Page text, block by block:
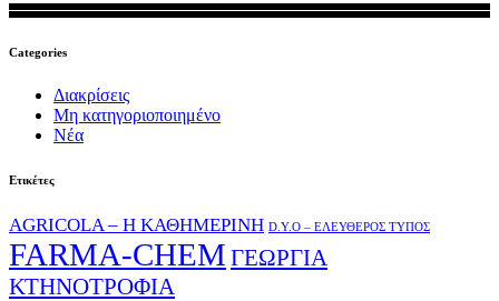
Categories
Διακρίσεις
Μη κατηγοριοποιημένο
Νέα
Ετικέτες
AGRICOLA – Η ΚΑΘΗΜΕΡΙΝΗ D.Y.O – ΕΛΕΥΘΕΡΟΣ ΤΥΠΟΣ
FARMA-CHEM ΓΕΩΡΓΙΑ
ΚΤΗΝΟΤΡΟΦΙΑ